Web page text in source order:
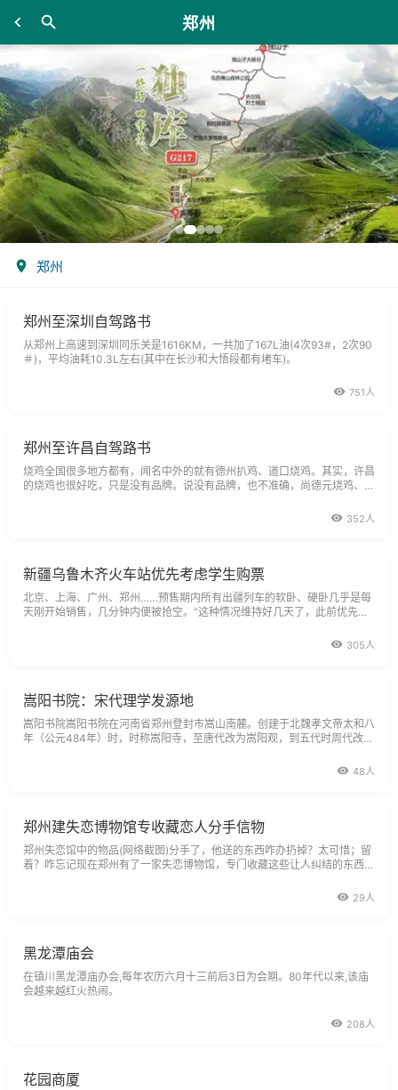
郑州
郑州
郑州至深圳自驾路书
从郑州上高速到深圳同乐关是1616KM，一共加了167L油(4次93#，2次90
＃)，平均油耗10.3L左右(其中在长沙和大悟段都有堵车)。
751人
郑州至许昌自驾路书
烧鸡全国很多地方都有，闻名中外的就有德州扒鸡、道口烧鸡。其实，许昌
的烧鸡也很好吃，只是没有品牌。说没有品牌，也不准确，尚德元烧鸡、又
352人
新疆乌鲁木齐火车站优先考虑学生购票
北京、上海、广州、郑州……预售期内所有出疆列车的软卧、硬卧几乎是每
天刚开始销售，几分钟内便被抢空。“这种情况维持好几天了，此前优先满
305人
嵩阳书院：宋代理学发源地
嵩阳书院嵩阳书院在河南省郑州登封市嵩山南麓。创建于北魏孝文帝太和八
年（公元484年）时，时称嵩阳寺，至唐代改为嵩阳观，到五代时周代改建
48人
郑州建失恋博物馆专收藏恋人分手信物
郑州失恋馆中的物品(网络截图)分手了，他送的东西咋办扔掉？太可惜；留
着？咋忘记现在郑州有了一家失恋博物馆，专门收藏这些让人纠结的东西或
29人
黑龙潭庙会
在镇川黑龙潭庙办会,每年农历六月十三前后3日为会期。80年代以来,该庙
会越来越红火热闹。
208人
花园商厦